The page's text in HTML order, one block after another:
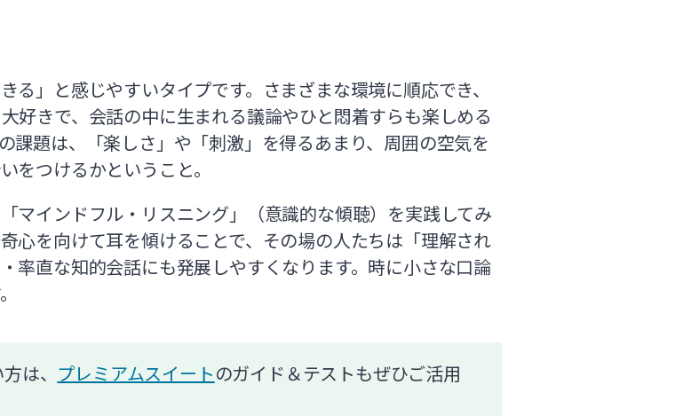
る」と感じやすいタイプです。さまざまな環境に順応でき、
好きで、会話の中に生まれる議論やひと悶着すらも楽しめる
課題は、「楽しさ」や「刺激」を得るあまり、周囲の空気を
をつけるかということ。
マインドフル・リスニング」（意識的な傾聴）を実践してみ
心を向けて耳を傾けることで、その場の人たちは「理解され
率直な知的会話にも発展しやすくなります。時に小さな口論
は、 プレミアムスイートのガイド＆テストもぜひご活用